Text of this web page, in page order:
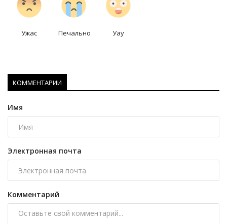
Ужас Печально Уау
КОММЕНТАРИИ
Имя
Электронная почта
Комментарий